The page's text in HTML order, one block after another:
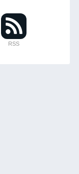
RSS